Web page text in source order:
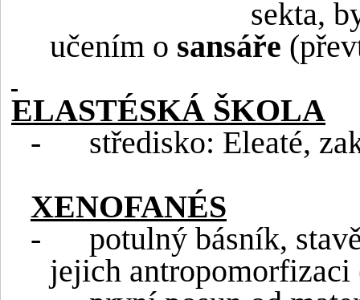
sekta,
učením o sansáře
ELASTÉSKÁ ŠKOLA
-
středisko: Eleaté,
XENOFANÉS
-
potulný básník,
jejich